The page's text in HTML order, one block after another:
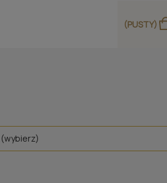
(PUSTY)